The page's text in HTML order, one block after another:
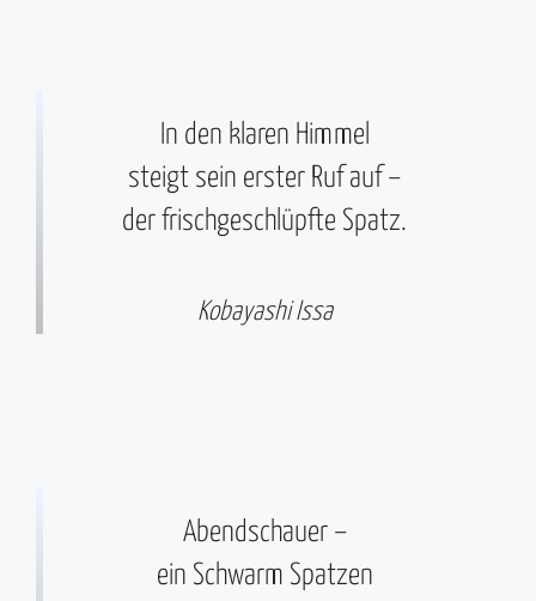
In den klaren Himmel
steigt sein erster Ruf auf –
der frischgeschlüpfte Spatz.
Kobayashi Issa
Abendschauer –
ein Schwarm Spatzen